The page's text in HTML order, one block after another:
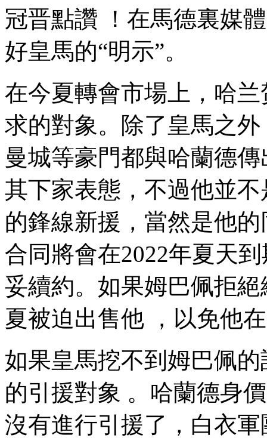
冠晋點讚  ！在馬德裏媒
好皇馬的“明示”。
在今夏轉會市場上，哈
求的對象。除了皇馬之外
曼城等豪門都與哈蘭德傳出
其下家表態 ，不過他並
的鋒線新援，當然是他的
合同將會在2022年夏天到
妥續約。如果姆巴佩拒
夏被迫出售他 ，以免他在
如果皇馬挖不到姆巴佩的
的引援對象 。哈蘭德身
沒有進行引援了，白衣